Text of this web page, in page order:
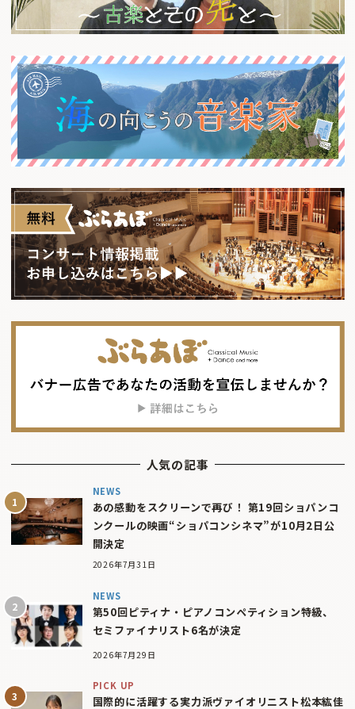
人気の記事
NEWS
あの感動をスクリーンで再び！ 第19回ショパンコ
ンクールの映画“ショパコンシネマ”が10月2日公
開決定
2026年7月31日
NEWS
第50回ピティナ・ピアノコンペティション特級、
セミファイナリスト6名が決定
2026年7月29日
PICK UP
国際的に活躍する実力派ヴァイオリニスト松本紘佳